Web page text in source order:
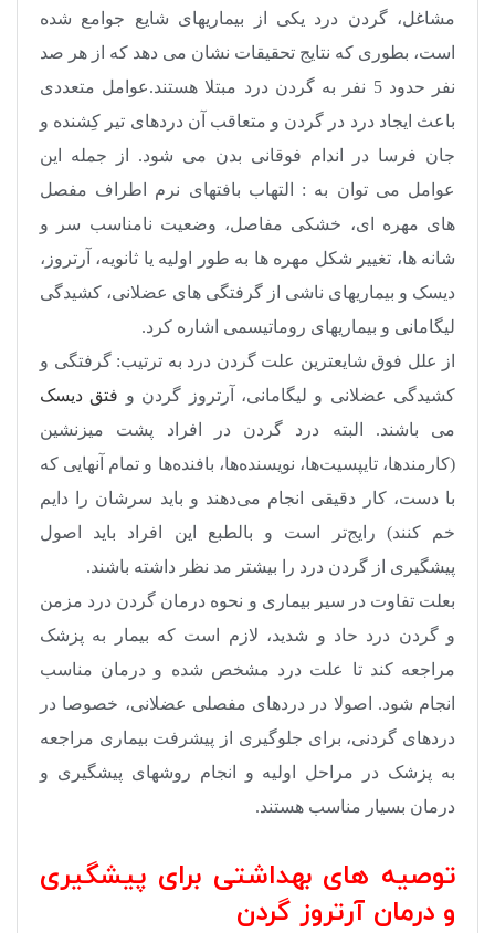
مشاغل، گردن درد یکی از بیماریهای شایع جوامع شده
است، بطوری که نتایج تحقیقات نشان می دهد که از هر صد
نفر حدود 5 نفر به گردن درد مبتلا هستند.عوامل متعددی
باعث ایجاد درد در گردن و متعاقب آن دردهای تیر کِشنده و
جان فرسا در اندام فوقانی بدن می شود. از جمله این
عوامل می توان به : التهاب بافتهای نرم اطراف مفصل
های مهره ای، خشکی مفاصل، وضعیت نامناسب سر و
شانه ها، تغییر شکل مهره ها به طور اولیه یا ثانویه، آرتروز،
دیسک و بیماریهای ناشی از گرفتگی های عضلانی، کشیدگی
لیگامانی و بیماریهای روماتیسمی اشاره کرد.
از علل فوق شایعترین علت گردن درد به ترتیب: گرفتگی و
کشیدگی عضلانی و لیگامانی، آرتروز گردن و فتق دیسک
می باشند. البته درد گردن در افراد پشت‌ میزنشین
(کارمندها، تایپسیت‌ها، نویسنده‌ها،‌ بافنده‌ها و تمام آنهایی که
با دست، کار دقیقی انجام می‌دهند و باید سرشان را دایم
خم کنند) رایج‌تر است و بالطبع این افراد باید اصول
پیشگیری از گردن درد را بیشتر مد نظر داشته باشند.
بعلت تفاوت در سیر بیماری و نحوه درمان گردن درد مزمن
و گردن درد حاد و شدید، لازم است که بیمار به پزشک
مراجعه کند تا علت درد مشخص شده و درمان مناسب
انجام شود. اصولا در دردهای مفصلی عضلانی، خصوصا در
دردهای گردنی، برای جلوگیری از پیشرفت بیماری مراجعه
به پزشک در مراحل اولیه و انجام روشهای پیشگیری و
درمان بسیار مناسب هستند.
توصیه های بهداشتی برای پیشگیری
و درمان آرتروز گردن